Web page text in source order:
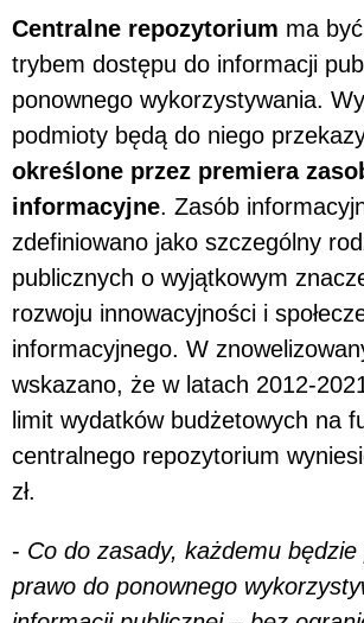
Centralne repozytorium ma
trybem dostępu do informacji
ponownego wykorzystywania.
podmioty będą do niego
określone przez premiera
informacyjne. Zasób
zdefiniowano jako szczególny
publicznych o wyjątkowym
rozwoju innowacyjności i
informacyjnego. W
wskazano, że w latach 2012-
limit wydatków budżetowych na
centralnego repozytorium
zł.
- Co do zasady, każdemu będzie
prawo do ponownego